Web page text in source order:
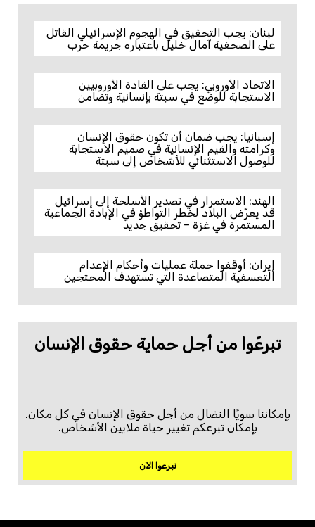
لبنان: يجب التحقيق في الهجوم الإسرائيلي القاتل
على الصحفية آمال خليل باعتباره جريمة حرب
الاتحاد الأوروبي: يجب على القادة الأوروبيين
الاستجابة للوضع في سبتة بإنسانية وتضامن
إسبانيا: يجب ضمان أن تكون حقوق الإنسان
وكرامته والقيم الإنسانية في صميم الاستجابة
للوصول الاستثنائي للأشخاص إلى سبتة
الهند: الاستمرار في تصدير الأسلحة إلى إسرائيل
قد يعرّض البلاد لخطر التواطؤ في الإبادة الجماعية
المستمرة في غزة – تحقيق جديد
إيران: أوقفوا حملة عمليات وأحكام الإعدام
التعسفية المتصاعدة التي تستهدف المحتجين
تبرعّوا من أجل حماية حقوق الإنسان
بإمكاننا سويًا النضال من أجل حقوق الإنسان في كل مكان.
بإمكان تبرعكم تغيير حياة ملايين الأشخاص.
تبرعوا الآن